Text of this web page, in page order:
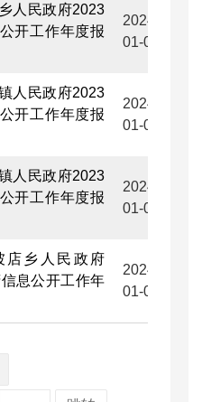
人民政府2023
开工作年度报
2024-
01-05
人民政府2023
开工作年度报
2024-
01-05
人民政府2023
开工作年度报
2024-
01-05
店乡人民政府
息公开工作年
2024-
01-05